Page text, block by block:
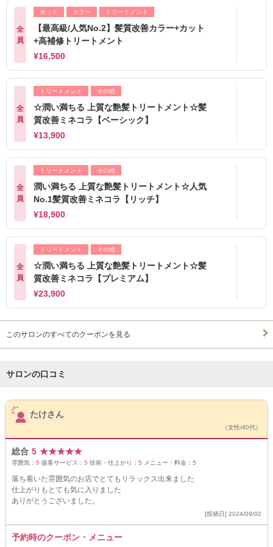
全
員
カット カラー トリートメント
【最高級/人気No.2】髪質改善カラー+カット
+高補修トリートメント
¥16,500
全
員
トリートメント その他
☆潤い満ちる 上質な艶髪トリートメント☆髪
質改善ミネコラ【ベーシック】
¥13,900
全
員
トリートメント その他
潤い満ちる 上質な艶髪トリートメント☆人気
No.1髪質改善ミネコラ【リッチ】
¥18,900
全
員
トリートメント その他
☆潤い満ちる 上質な艶髪トリートメント☆髪
質改善ミネコラ【プレミアム】
¥23,900
このサロンのすべてのクーポンを見る
サロンの口コミ
サロンPick Up
たけさん
（女性/40代）
総合 5 ★★★★★
雰囲気： 5 接客サービス： 5 技術・仕上がり： 5 メニュー・料金： 5
落ち着いた雰囲気のお店でとてもリラックス出来ました
仕上がりもとても気に入りました
ありがとうございました。
[投稿日] 2024/09/02
予約時のクーポン・メニュー